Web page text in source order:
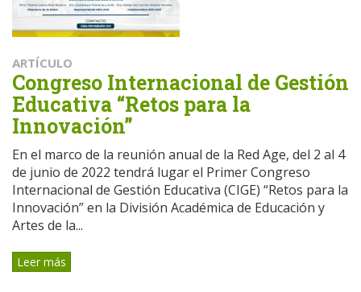
ARTÍCULO
Congreso Internacional de Gestión
Educativa “Retos para la
Innovación”
En el marco de la reunión anual de la Red Age, del 2 al 4
de junio de 2022 tendrá lugar el Primer Congreso
Internacional de Gestión Educativa (CIGE) “Retos para la
Innovación” en la División Académica de Educación y
Artes de la...
Leer más